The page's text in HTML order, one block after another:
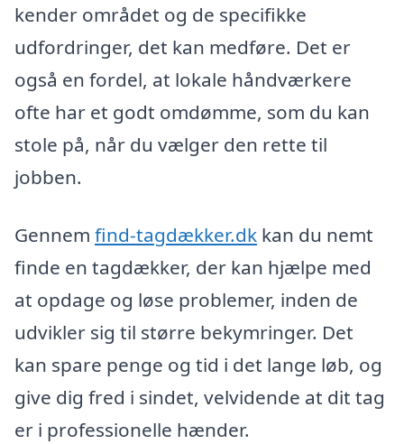
kender området og de specifikke
udfordringer, det kan medføre. Det er
også en fordel, at lokale håndværkere
ofte har et godt omdømme, som du kan
stole på, når du vælger den rette til
jobben.
Gennem find-tagdækker.dk kan du nemt
finde en tagdækker, der kan hjælpe med
at opdage og løse problemer, inden de
udvikler sig til større bekymringer. Det
kan spare penge og tid i det lange løb, og
give dig fred i sindet, velvidende at dit tag
er i professionelle hænder.